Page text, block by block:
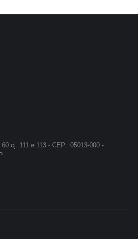
cj. 111 e 113 - CEP.: 05013-000 -